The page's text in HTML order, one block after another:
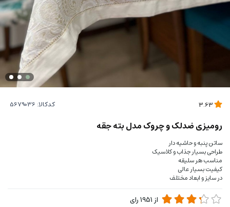
کدکالا:
رومیزی ضدلک و چروک مدل بته جقه
ساتن پنبه و حاشیه دار
طراحی بسیار جذاب و کلاسیک
مناسب هر سلیقه
کیفیت بسیار عالی
در سایز و ابعاد مختلف
از 1951رای